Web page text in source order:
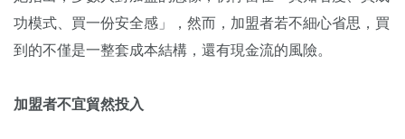
功模式、買一份安全感」，然而，加盟者若不細心省思，買
到的不僅是一整套成本結構，還有現金流的風險。
加盟者不宜貿然投入